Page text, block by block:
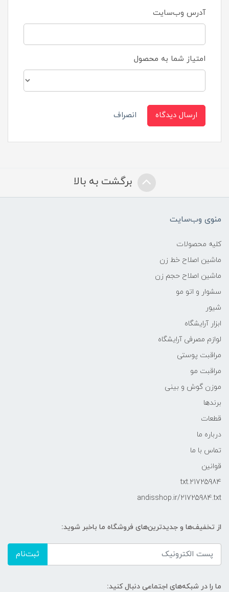
آدرس وب‌سایت
امتیاز شما به محصول
ارسال دیدگاه انصراف
برگشت به بالا
منوی وب‌سایت
کلیه محصولات
ماشین اصلاح خط زن
ماشین اصلاح حجم زن
سشوار و اتو مو
شیور
ابزار آرایشگاه
لوازم مصرفی آرایشگاه
مراقبت پوستی
مراقبت مو
موزن گوش و بینی
برندها
قطعات
درباره ما
تماس با ما
قوانین
21725984.txt
andisshop.ir/21725984.txt
از تخفیف‌ها و جدیدترین‌های فروشگاه ما باخبر شوید:
ثبت‌نام
ما را در شبکه‌های اجتماعی دنبال کنید: